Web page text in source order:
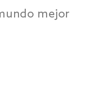
mejor